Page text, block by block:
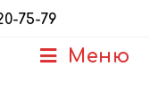
79
Меню